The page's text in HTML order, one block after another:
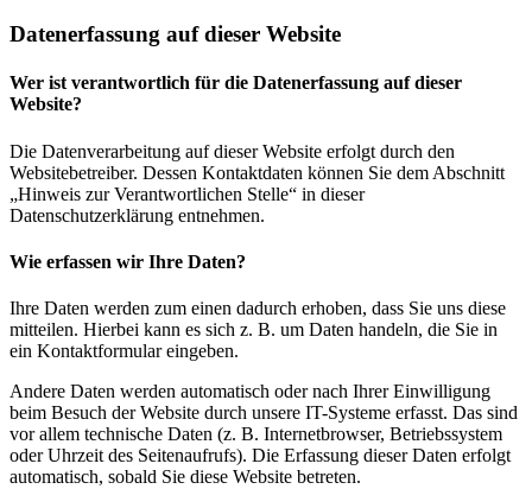
Datenerfassung auf dieser Website
Wer ist verantwortlich für die Datenerfassung auf dieser
Website?
Die Datenverarbeitung auf dieser Website erfolgt durch den
Websitebetreiber. Dessen Kontaktdaten können Sie dem Abschnitt
„Hinweis zur Verantwortlichen Stelle“ in dieser
Datenschutzerklärung entnehmen.
Wie erfassen wir Ihre Daten?
Ihre Daten werden zum einen dadurch erhoben, dass Sie uns diese
mitteilen. Hierbei kann es sich z. B. um Daten handeln, die Sie in
ein Kontaktformular eingeben.
Andere Daten werden automatisch oder nach Ihrer Einwilligung
beim Besuch der Website durch unsere IT-Systeme erfasst. Das sind
vor allem technische Daten (z. B. Internetbrowser, Betriebssystem
oder Uhrzeit des Seitenaufrufs). Die Erfassung dieser Daten erfolgt
automatisch, sobald Sie diese Website betreten.